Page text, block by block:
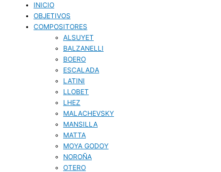
INICIO
OBJETIVOS
COMPOSITORES
ALSUYET
BALZANELLI
BOERO
ESCALADA
LATINI
LLOBET
LHEZ
MALACHEVSKY
MANSILLA
MATTA
MOYA GODOY
NOROÑA
OTERO